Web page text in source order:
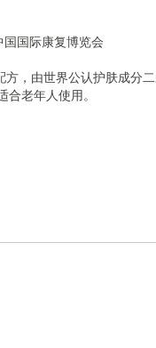
，由世界公认护肤成分
老年人使用。